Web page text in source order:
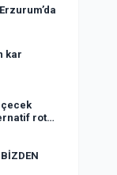
kar
rota